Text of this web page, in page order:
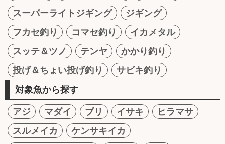
スーパーライトジギング
ジギング
フカセ釣り
コマセ釣り
イカメタル
スッテ＆ツノ
テンヤ
かかり釣り
投げ＆ちょい投げ釣り
サビキ釣り
対象魚から探す
アジ マダイ ブリ イサキ
ヒラマサ
スルメイカ
ケンサキイカ